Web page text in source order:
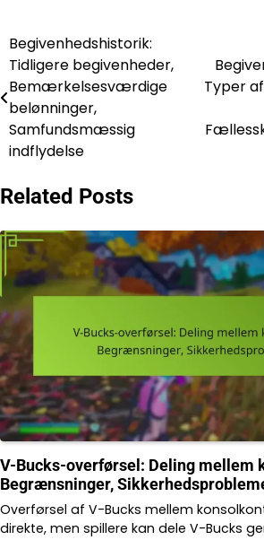
Post
navigation
Begivenhedshistorik:
Tidligere begivenheder,
Bemærkelsesværdige
belønninger,
Samfundsmæssig
indflydelse
Typer
Related Posts
V-Bucks-overførsel: Deling mellem
Begrænsninger,
Overførsel af V-Bucks mellem
direkte, men spillere kan dele V-Bucks